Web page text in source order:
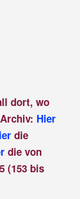
dort, wo
Hier
die
die von
(153 bis